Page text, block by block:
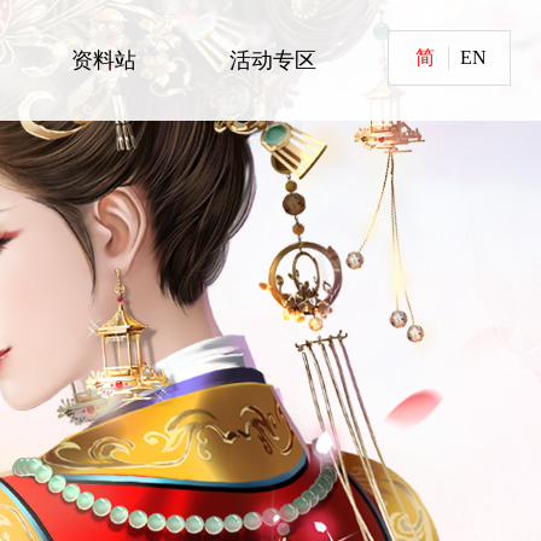
简 EN
资料站 活动专区